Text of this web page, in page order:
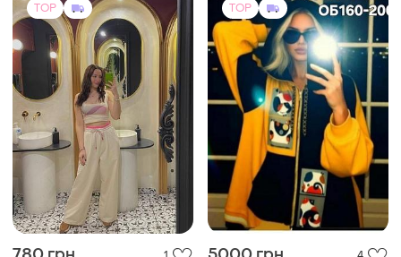
TOP TOP